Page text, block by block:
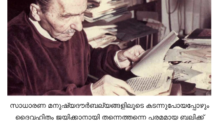
സാധാരണ മനുഷ്യദൗര്‍ബല്യങ്ങളിലൂടെ കടന്നുപോയപ്പോഴും
ദൈവഹിതം ജയിക്കാനായി തന്നെത്തന്നെ പരമമായ ബലിക്ക്